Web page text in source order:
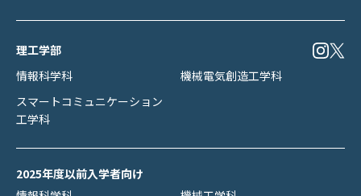
理工学部
情報科学科
機械電気創造工学科
スマートコミュニケーション
工学科
2025年度以前入学者向け